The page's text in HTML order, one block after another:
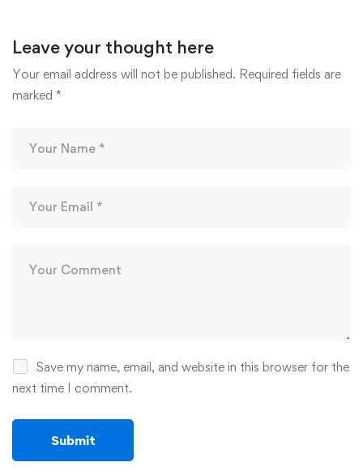
Leave your thought here
Your email address will not be published. Required fields are
marked *
Save my name, email, and website in this browser for the
next time I comment.